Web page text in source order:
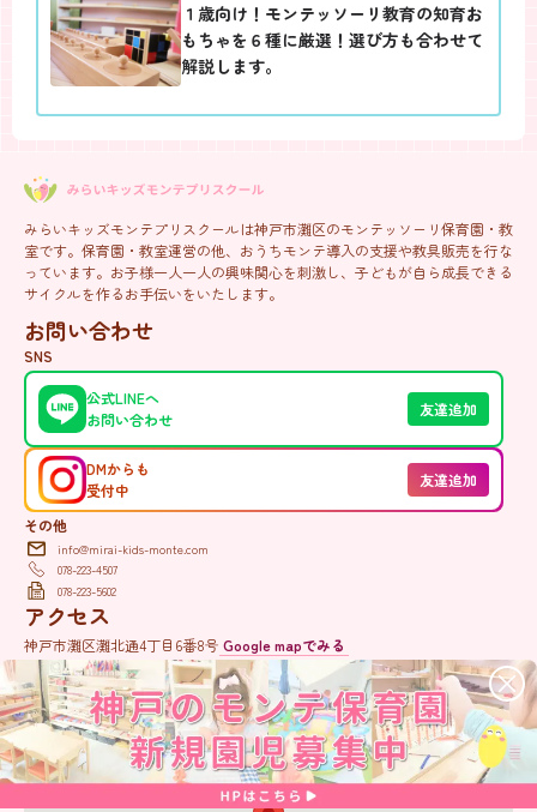
１歳向け！モンテッソーリ教育の知育お
もちゃを６種に厳選！選び方も合わせて
解説します。
みらいキッズモンテプリスクールは神戸市灘区のモンテッソーリ保育園・教
室です。保育園・教室運営の他、おうちモンテ導入の支援や教具販売を行な
っています。お子様一人一人の興味関心を刺激し、子どもが自ら成長できる
サイクルを作るお手伝いをいたします。
お問い合わせ
SNS
公式LINEへ
お問い合わせ
友達追加
DMからも
受付中
友達追加
その他
info@mirai-kids-monte.com
078-223-4507
078-223-5602
アクセス
神戸市灘区灘北通4丁目6番8号 Google mapでみる